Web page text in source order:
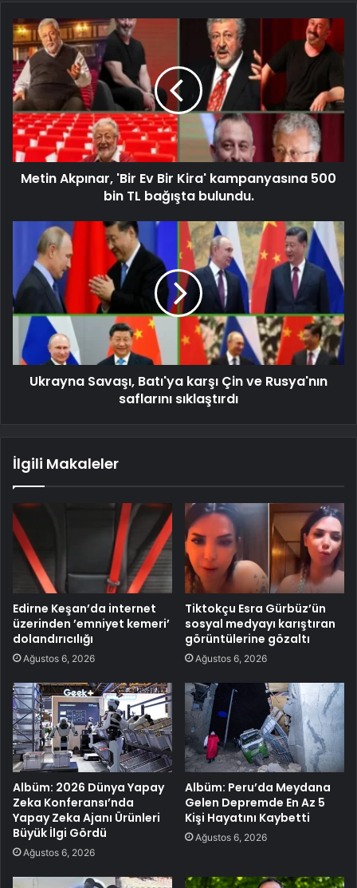
Metin Akpınar, 'Bir Ev Bir Kira' kampanyasına 500
bin TL bağışta bulundu.
Ukrayna Savaşı, Batı'ya karşı Çin ve Rusya'nın
saflarını sıklaştırdı
İlgili Makaleler
Edirne Keşan’da internet
üzerinden ’emniyet kemeri’
dolandırıcılığı
Ağustos 6, 2026
Tiktokçu Esra Gürbüz’ün
sosyal medyayı karıştıran
görüntülerine gözaltı
Ağustos 6, 2026
Albüm: 2026 Dünya Yapay
Zeka Konferansı’nda
Yapay Zeka Ajanı Ürünleri
Büyük İlgi Gördü
Ağustos 6, 2026
Albüm: Peru’da Meydana
Gelen Depremde En Az 5
Kişi Hayatını Kaybetti
Ağustos 6, 2026